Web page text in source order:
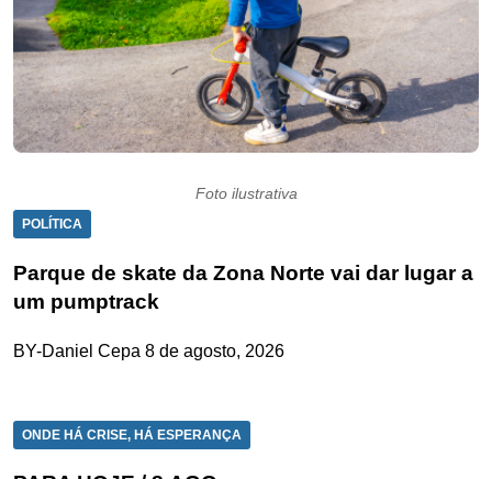
Foto ilustrativa
POLÍTICA
Parque de skate da Zona Norte vai dar lugar a
um pumptrack
BY-Daniel Cepa 8 de agosto, 2026
ONDE HÁ CRISE, HÁ ESPERANÇA